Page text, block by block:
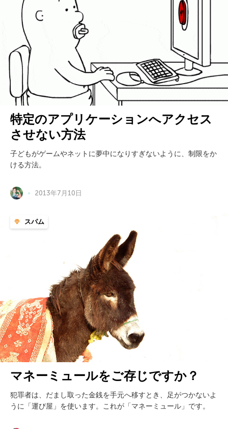
特定のアプリケーションへアクセス
させない方法
子どもがゲームやネットに夢中になりすぎないように、制限をか
ける方法。
2013年7月10日
スパム
マネーミュールをご存じですか？
犯罪者は、だまし取った金銭を手元へ移すとき、足がつかないよ
うに「運び屋」を使います。これが「マネーミュール」です。